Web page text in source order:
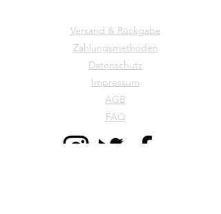
Versand & Rückgabe
Zahlungsmethoden
Datenschutz
Impressum
AGB
FAQ